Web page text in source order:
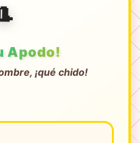
Apodo!
¡qué chido!